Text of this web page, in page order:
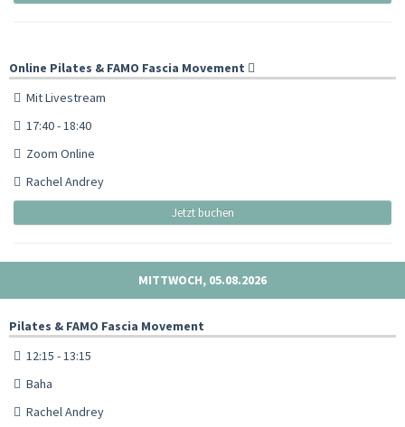
Online Pilates & FAMO Fascia Movement
Mit Livestream
17:40 - 18:40
Zoom Online
Rachel Andrey
Jetzt buchen
MITTWOCH, 05.08.2026
Pilates & FAMO Fascia Movement
12:15 - 13:15
Baha
Rachel Andrey